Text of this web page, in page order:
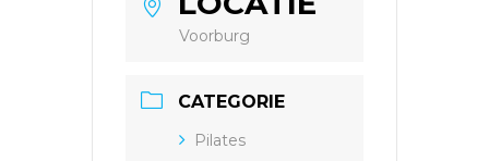
Voorburg
CATEGORIE
Pilates